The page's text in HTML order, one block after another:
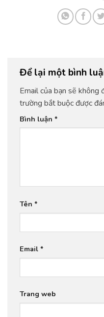
Để lại một bình
Email của bạn sẽ không
trường bắt buộc được
Bình luận *
Tên *
Email *
Trang web